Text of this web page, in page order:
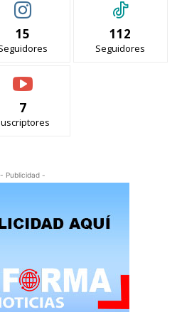
15 112
Seguidores
7
- Publicidad -